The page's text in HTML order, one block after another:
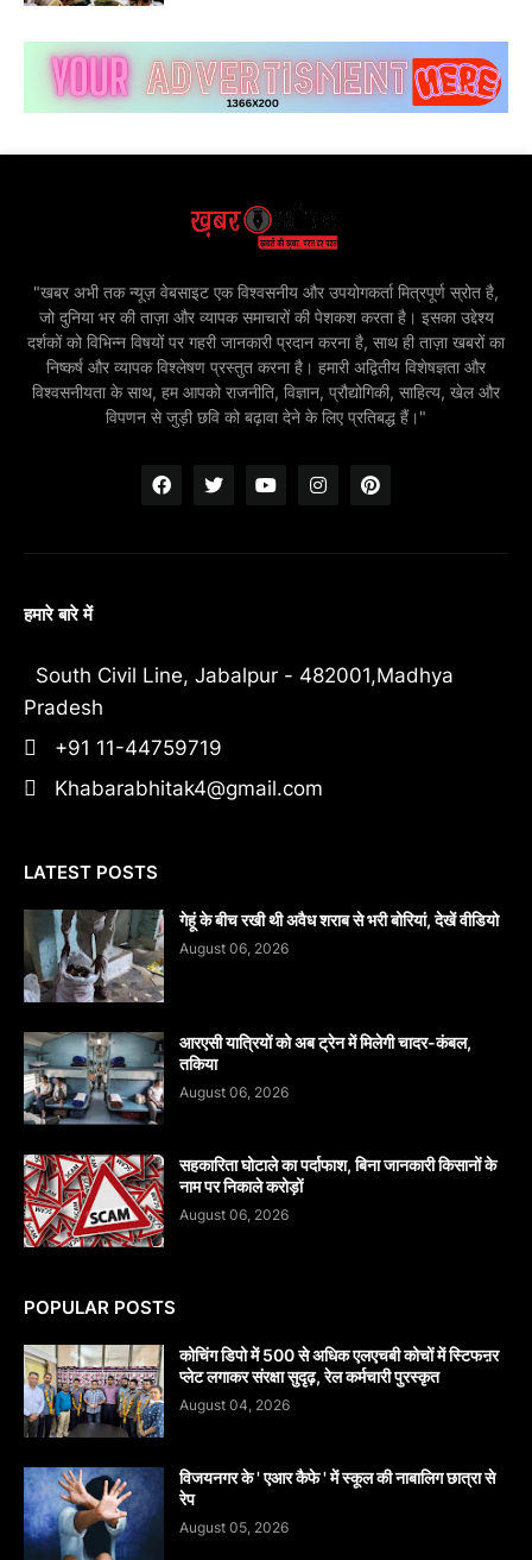
"खबर अभी तक न्यूज़ वेबसाइट एक विश्वसनीय और उपयोगकर्ता मित्रपूर्ण स्रोत है,
जो दुनिया भर की ताज़ा और व्यापक समाचारों की पेशकश करता है। इसका उद्देश्य
दर्शकों को विभिन्न विषयों पर गहरी जानकारी प्रदान करना है, साथ ही ताज़ा खबरों का
निष्कर्ष और व्यापक विश्लेषण प्रस्तुत करना है। हमारी अद्वितीय विशेषज्ञता और
विश्वसनीयता के साथ, हम आपको राजनीति, विज्ञान, प्रौद्योगिकी, साहित्य, खेल और
विपणन से जुड़ी छवि को बढ़ावा देने के लिए प्रतिबद्ध हैं।"
हमारे बारे में
South Civil Line, Jabalpur - 482001,Madhya
Pradesh
+91 11-44759719
Khabarabhitak4@gmail.com
LATEST POSTS
गेहूं के बीच रखी थी अवैध शराब से भरी बोरियां, देखें वीडियो
August 06, 2026
आरएसी यात्रियों को अब ट्रेन में मिलेगी चादर-कंबल,
तकिया
August 06, 2026
सहकारिता घोटाले का पर्दाफाश, बिना जानकारी किसानों के
नाम पर निकाले करोड़ों
August 06, 2026
POPULAR POSTS
कोचिंग डिपो में 500 से अधिक एलएचबी कोचों में स्टिफऩर
प्लेट लगाकर संरक्षा सुदृढ़, रेल कर्मचारी पुरस्कृत
August 04, 2026
विजयनगर के ' एआर कैफे ' में स्कूल की नाबालिग छात्रा से
रेप
August 05, 2026